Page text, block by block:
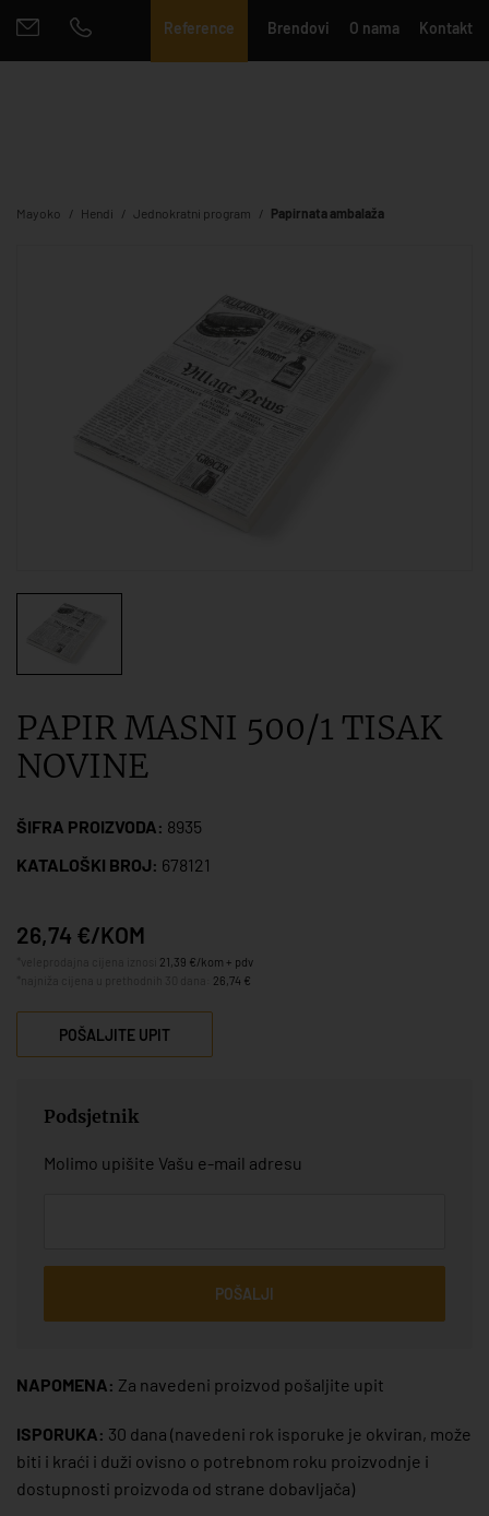
Reference Brendovi O nama Kontakt
Mayoko Hendi Jednokratni program Papirnata ambalaža
PAPIR MASNI 500/1 TISAK
NOVINE
ŠIFRA PROIZVODA: 8935
KATALOŠKI BROJ: 678121
26,74 €/KOM
21,39 €/kom + pdv
26,74 €
POŠALJITE UPIT
Podsjetnik
Molimo upišite Vašu e-mail adresu
POŠALJI
NAPOMENA: Za navedeni proizvod pošaljite upit
ISPORUKA: 30 dana (navedeni rok isporuke je okviran, može
biti i kraći i duži ovisno o potrebnom roku proizvodnje i
dostupnosti proizvoda od strane dobavljača)